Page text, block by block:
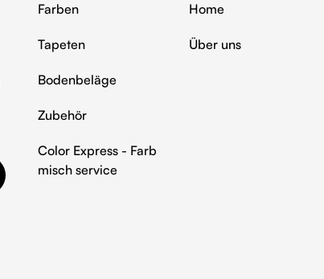
Farben
Tapeten
Bodenbeläge
Zubehör
Color Express - Farb
misch service
Home
Über uns